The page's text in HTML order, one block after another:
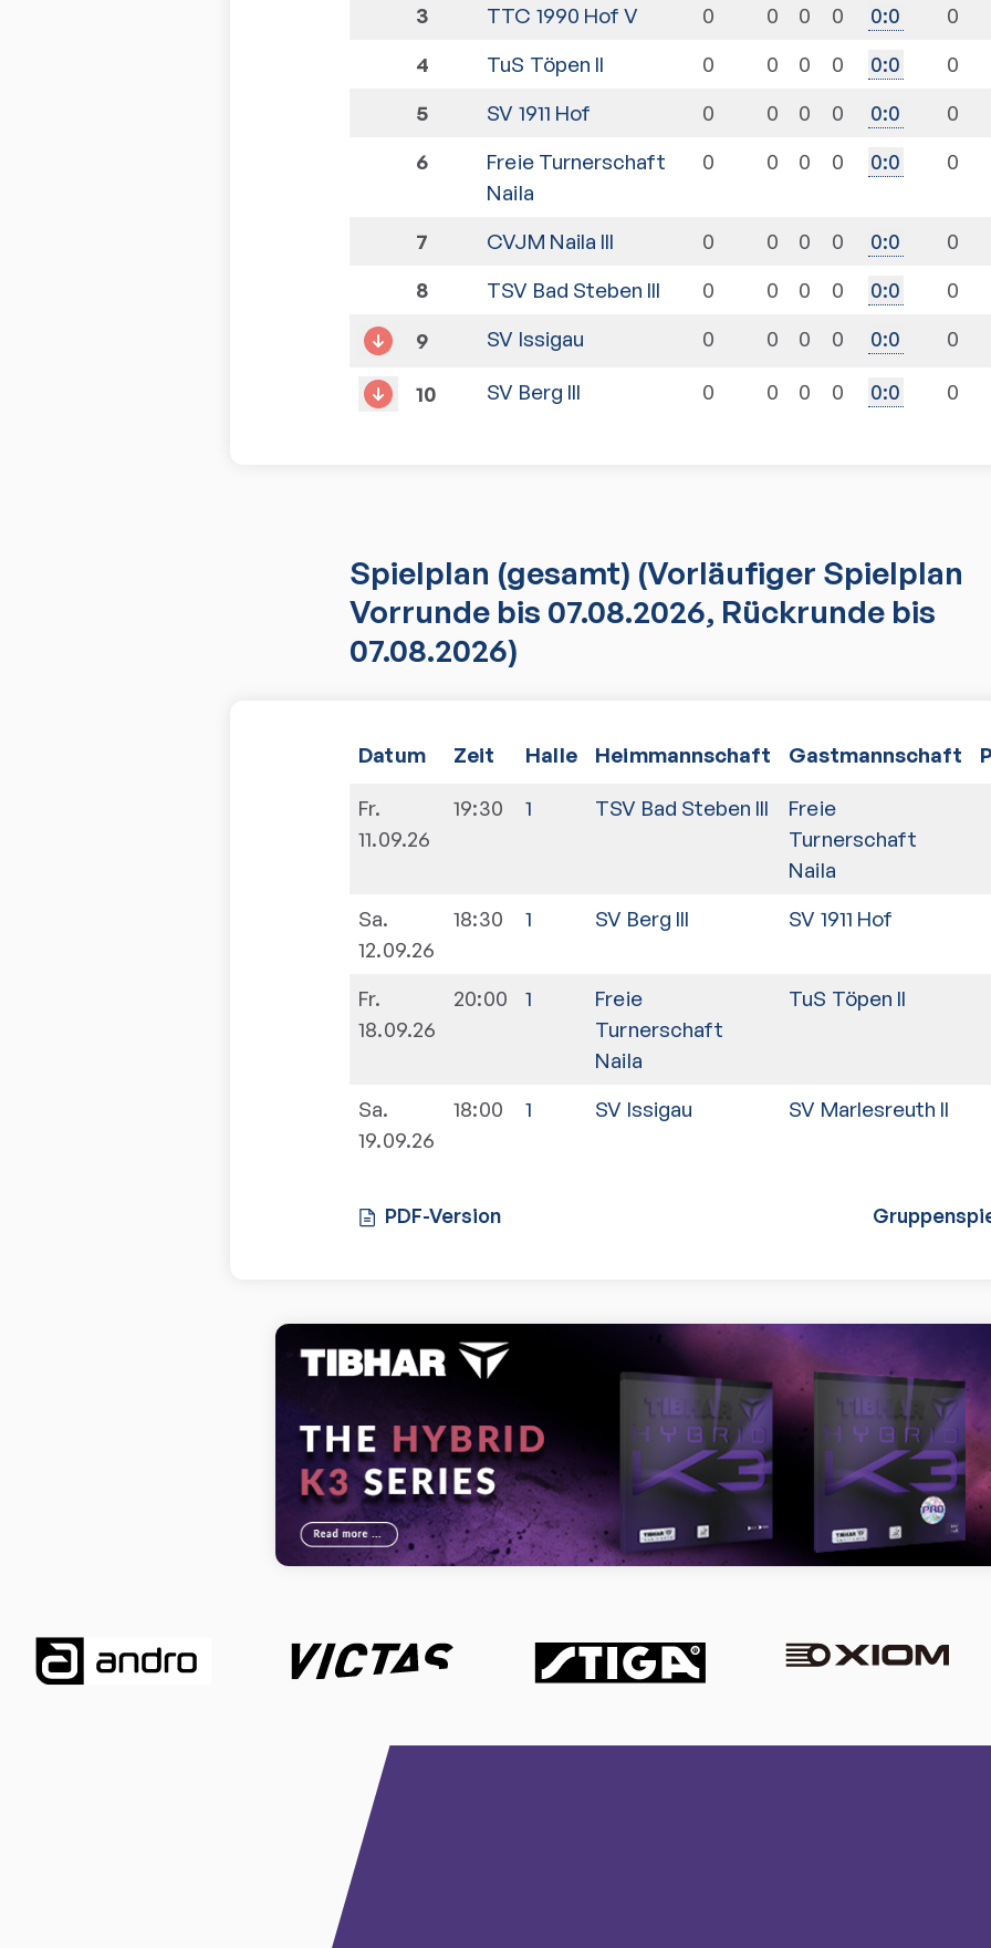
3
TTC 1990 Hof V 0 0 0 0 0:0 0
4
TuS Töpen II 0 0 0 0 0:0 0
5
SV 1911 Hof 0 0 0 0 0:0 0
6
Freie Turnerschaft
Naila
0 0 0 0 0:0 0
7 CVJM Naila III 0 0 0 0 0:0 0
8
TSV Bad Steben III 0 0 0 0 0:0 0
9
SV Issigau 0 0 0 0 0:0 0
10 SV Berg III 0 0 0 0 0:0 0
Spielplan (gesamt) (Vorläufiger Spielplan
Vorrunde bis 07.08.2026, Rückrunde bis
07.08.2026)
Datum Zeit Halle Heimmannschaft Gastmannschaft
Fr.
11.09.26
19:30 1 TSV Bad Steben III
Freie
Turnerschaft
Naila
Sa.
12.09.26
18:30 1 SV Berg III SV 1911 Hof
Fr.
18.09.26
20:00 1
Freie
Turnerschaft
Naila
TuS Töpen II
Sa.
19.09.26
18:00 1 SV Issigau SV Marlesreuth II
PDF-Version